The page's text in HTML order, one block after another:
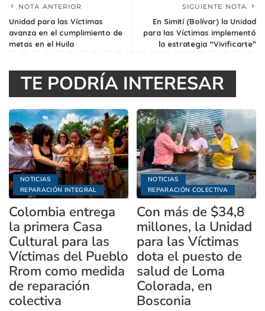
NOTA ANTERIOR
Unidad para las Víctimas
avanza en el cumplimiento de
metas en el Huila
SIGUIENTE NOTA
En Simití (Bolívar) la Unidad
para las Víctimas implementó
la estrategia “Vivificarte”
TE PODRÍA INTERESAR
NOTICIAS
REPARACIÓN INTEGRAL
Colombia entrega
la primera Casa
Cultural para las
Víctimas del Pueblo
Rrom como medida
de reparación
colectiva
NOTICIAS
REPARACIÓN COLECTIVA
Con más de $34,8
millones, la Unidad
para las Víctimas
dota el puesto de
salud de Loma
Colorada, en
Bosconia